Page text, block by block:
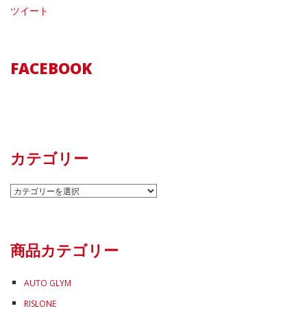
ツイート
FACEBOOK
カテゴリー
カ
ー
商品カテゴリー
AUTO GLYM
RISLONE